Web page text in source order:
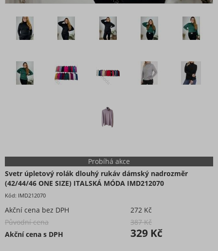
Probíhá akce
Svetr úpletový rolák dlouhý rukáv dámský nadrozměr
(42/44/46 ONE SIZE) ITALSKÁ MÓDA IMD212070
Kód: IMD212070
Akční cena bez DPH
272 Kč
Původní cena
387 Kč
Akční cena s DPH
329 Kč